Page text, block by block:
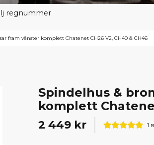
regnummer
fram vänster komplett Chatenet CH26 V2, CH40 & CH46
Spindelhus &
komplett
2 449 kr 1